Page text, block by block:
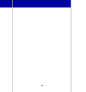
-